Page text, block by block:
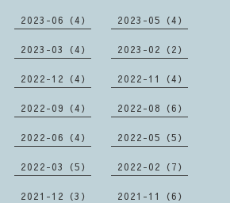
2023-06（4） 2023-05（4）
2023-03（4） 2023-02（2）
2022-12（4） 2022-11（4）
2022-09（4） 2022-08（6）
2022-06（4） 2022-05（5）
2022-03（5） 2022-02（7）
2021-12（3） 2021-11（6）